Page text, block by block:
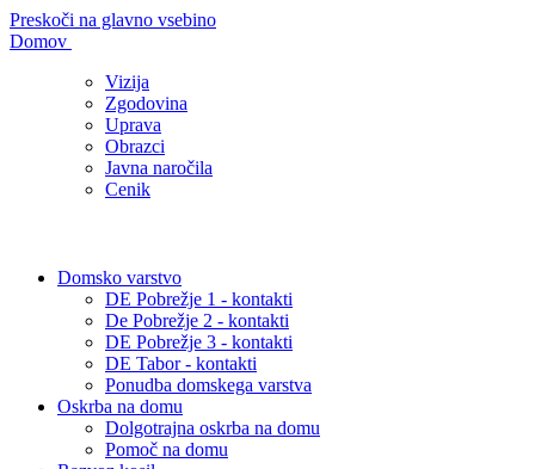
Preskoči na glavno vsebino
Domov
Vizija
Zgodovina
Uprava
Obrazci
Javna naročila
Cenik
Domsko varstvo
DE Pobrežje 1 - kontakti
De Pobrežje 2 - kontakti
DE Pobrežje 3 - kontakti
DE Tabor - kontakti
Ponudba domskega varstva
Oskrba na domu
Dolgotrajna oskrba na domu
Pomoč na domu